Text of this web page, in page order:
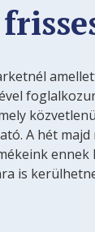
A hét
is